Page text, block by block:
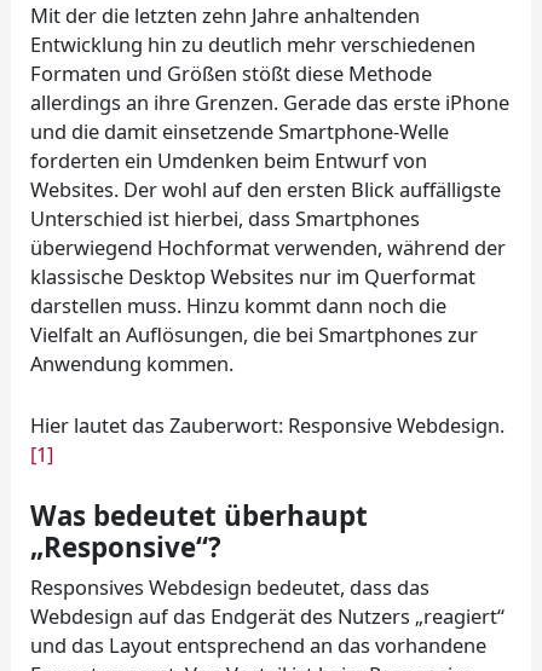
Mit der die letzten zehn Jahre anhaltenden
Entwicklung hin zu deutlich mehr verschiedenen
Formaten und Größen stößt diese Methode
allerdings an ihre Grenzen. Gerade das erste iPhone
und die damit einsetzende Smartphone-Welle
forderten ein Umdenken beim Entwurf von
Websites. Der wohl auf den ersten Blick auffälligste
Unterschied ist hierbei, dass Smartphones
überwiegend Hochformat verwenden, während der
klassische Desktop Websites nur im Querformat
darstellen muss. Hinzu kommt dann noch die
Vielfalt an Auflösungen, die bei Smartphones zur
Anwendung kommen.
Hier lautet das Zauberwort: Responsive Webdesign.
[1]
Was bedeutet überhaupt
„Responsive“?
Responsives Webdesign bedeutet, dass das
Webdesign auf das Endgerät des Nutzers „reagiert“
und das Layout entsprechend an das vorhandene